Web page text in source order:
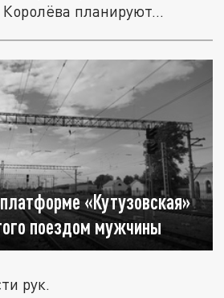
планируют...
«Кутузовская»
поездом мужчины
рук.